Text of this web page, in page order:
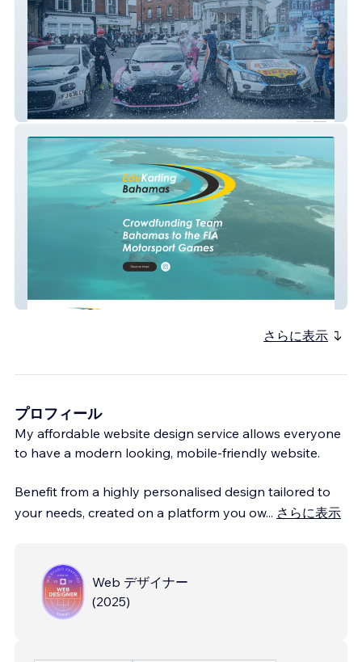
Beverley Motor Club
EduKarting Bahamas
さらに表示
プロフィール
My affordable website design service allows everyone
to have a modern looking, mobile-friendly website.
Benefit from a highly personalised design tailored to
your needs, created on a platform you ow... さらに表示
Web デザイナー
(2025)